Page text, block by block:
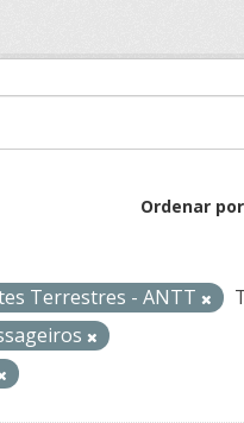
Ordenar por
Terrestres - ANTT